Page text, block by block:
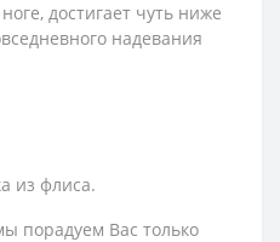
достигает чуть ниже
надевания
из флиса.
порадуем Вас только